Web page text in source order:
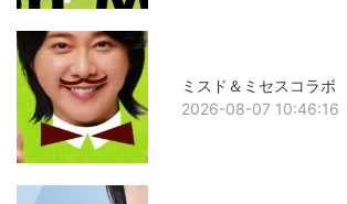
ミスド＆ミセスコラボ
2026-08-07 10:46:16